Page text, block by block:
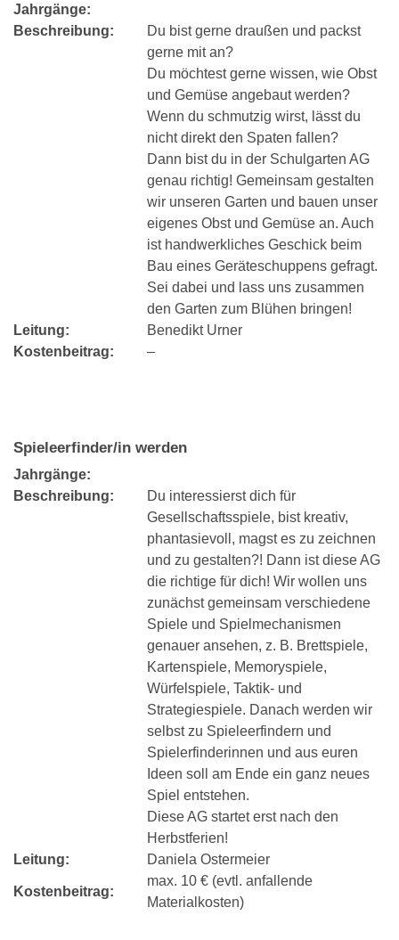
Jahrgänge:
Beschreibung:
Du bist gerne draußen und packst
gerne mit an?
Du möchtest gerne wissen, wie Obst
und Gemüse angebaut werden?
Wenn du schmutzig wirst, lässt du
nicht direkt den Spaten fallen?
Dann bist du in der Schulgarten AG
genau richtig! Gemeinsam gestalten
wir unseren Garten und bauen unser
eigenes Obst und Gemüse an. Auch
ist handwerkliches Geschick beim
Bau eines Geräteschuppens gefragt.
Sei dabei und lass uns zusammen
den Garten zum Blühen bringen!
Leitung:
Benedikt Urner
Kostenbeitrag:
–
Spieleerfinder/in werden
Jahrgänge:
Beschreibung:
Du interessierst dich für
Gesellschaftsspiele, bist kreativ,
phantasievoll, magst es zu zeichnen
und zu gestalten?! Dann ist diese AG
die richtige für dich! Wir wollen uns
zunächst gemeinsam verschiedene
Spiele und Spielmechanismen
genauer ansehen, z. B. Brettspiele,
Kartenspiele, Memoryspiele,
Würfelspiele, Taktik- und
Strategiespiele. Danach werden wir
selbst zu Spieleerfindern und
Spielerfinderinnen und aus euren
Ideen soll am Ende ein ganz neues
Spiel entstehen.
Diese AG startet erst nach den
Herbstferien!
Leitung:
Daniela Ostermeier
Kostenbeitrag:
max. 10 € (evtl. anfallende
Materialkosten)